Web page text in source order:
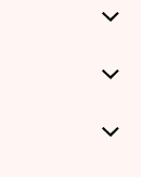
Link kopieren
Link kopieren